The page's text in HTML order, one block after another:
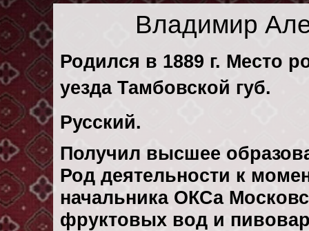
Владимир
Родился в 1889 г. Место
уезда Тамбовской губ.
Русский.
Получил высшее
Род деятельности к
начальника ОКСа
фруктовых вод и